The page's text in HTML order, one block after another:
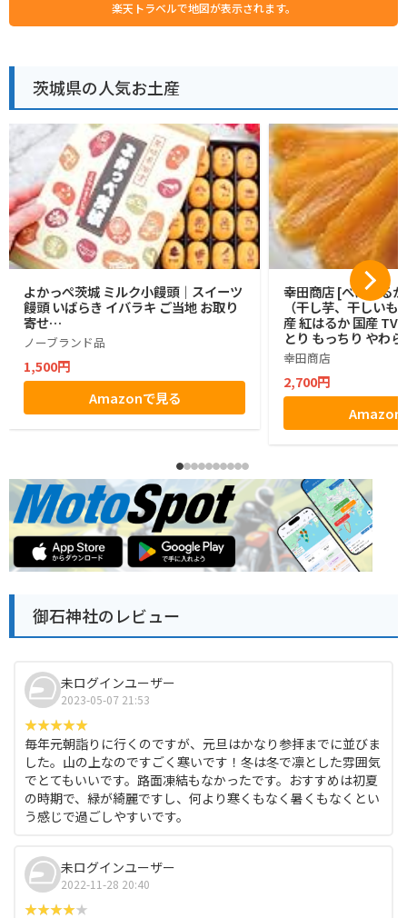
楽天トラベルで地図が表示されます。
茨城県の人気お土産
よかっぺ茨城 ミルク小饅頭｜スイーツ
饅頭 いばらき イバラキ ご当地 お取り
寄せ…
ノーブランド品
1,500円
Amazonで見る
幸田商店 [べにはる
（干し芋、干しいも
産 紅はるか 国産 TV
とり もっちり やわ
幸田商店
2,700円
Amazon
御石神社のレビュー
未ログインユーザー
2023-05-07 21:53
毎年元朝詣りに行くのですが、元旦はかなり参拝までに並びま
した。山の上なのですごく寒いです！冬は冬で凛とした雰囲気
でとてもいいです。路面凍結もなかったです。おすすめは初夏
の時期で、緑が綺麗ですし、何より寒くもなく暑くもなくとい
う感じで過ごしやすいです。
未ログインユーザー
2022-11-28 20:40